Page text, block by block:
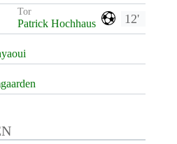
12'
Tor
Patrick Hochhaus